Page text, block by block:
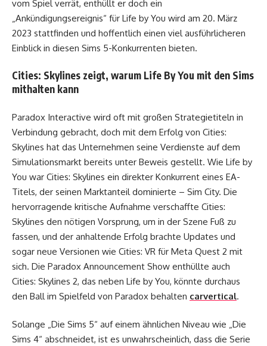
vom Spiel verrät, enthüllt er doch ein
„Ankündigungsereignis“ für Life by You wird am 20. März
2023 stattfinden und hoffentlich einen viel ausführlicheren
Einblick in diesen Sims 5-Konkurrenten bieten.
Cities: Skylines zeigt, warum Life By You mit den Sims
mithalten kann
Paradox Interactive wird oft mit großen Strategietiteln in
Verbindung gebracht, doch mit dem Erfolg von Cities:
Skylines hat das Unternehmen seine Verdienste auf dem
Simulationsmarkt bereits unter Beweis gestellt. Wie Life by
You war Cities: Skylines ein direkter Konkurrent eines EA-
Titels, der seinen Marktanteil dominierte – Sim City. Die
hervorragende kritische Aufnahme verschaffte Cities:
Skylines den nötigen Vorsprung, um in der Szene Fuß zu
fassen, und der anhaltende Erfolg brachte Updates und
sogar neue Versionen wie Cities: VR für Meta Quest 2 mit
sich. Die Paradox Announcement Show enthüllte auch
Cities: Skylines 2, das neben Life by You, könnte durchaus
den Ball im Spielfeld von Paradox behalten carvertical.
Solange „Die Sims 5“ auf einem ähnlichen Niveau wie „Die
Sims 4“ abschneidet, ist es unwahrscheinlich, dass die Serie